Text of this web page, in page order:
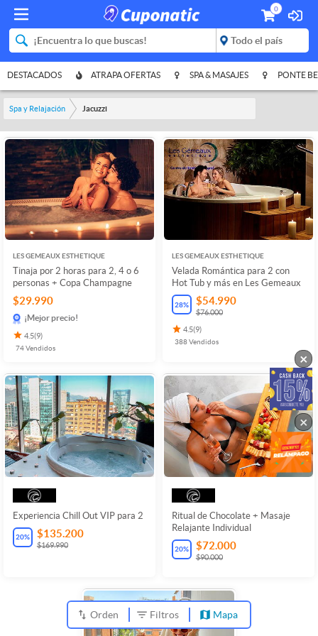
0
DESTACADOS ATRAPA OFERTAS SPA & MASAJES PONTE
Spa y Relajación Jacuzzi
LES GEMEAUX ESTHETIQUE
Tinaja por 2 horas para 2, 4 o 6
personas + Copa Champagne
$29.990
¡Mejor precio!
4.5(9)
74Vendidos
LES GEMEAUX ESTHETIQUE
Velada Romántica para 2 con
Hot Tub y más en Les Gemeaux
28% $54.990
$76.000
4.5(9)
388Vendidos
Experiencia Chill Out VIP para 2
20% $135.200
$169.990
Ritual de Chocolate + Masaje
Relajante Individual
20% $72.000
$90.000
Orden Filtros Mapa
×
×